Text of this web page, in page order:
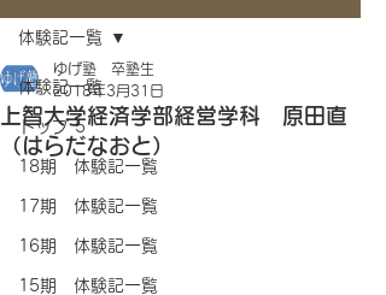
体験記一覧
トップ 5
18期 体験記一覧
17期 体験記一覧
16期 体験記一覧
15期 体験記一覧
体験記一覧
上智大学経済学部経営学科 原田直
（はらだなおと）
ゆげ塾 卒塾生
2018年3月31日